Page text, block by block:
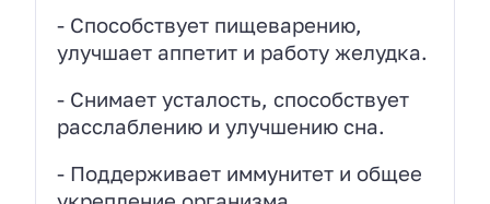
- Способствует пищеварению,
улучшает аппетит и работу желудка.
- Снимает усталость, способствует
расслаблению и улучшению сна.
- Поддерживает иммунитет и общее